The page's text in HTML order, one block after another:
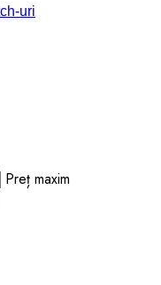
uri
Preț maxim